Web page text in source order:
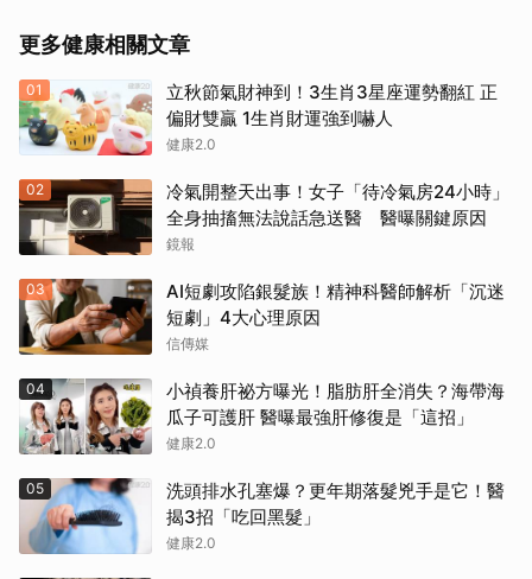
更多健康相關文章
01
立秋節氣財神到！3生肖3星座運勢翻紅 正
偏財雙贏 1生肖財運強到嚇人
健康2.0
02
冷氣開整天出事！女子「待冷氣房24小時」
全身抽搐無法說話急送醫 醫曝關鍵原因
鏡報
03
AI短劇攻陷銀髮族！精神科醫師解析「沉迷
短劇」4大心理原因
信傳媒
04
小禎養肝祕方曝光！脂肪肝全消失？海帶海
瓜子可護肝 醫曝最強肝修復是「這招」
健康2.0
05
洗頭排水孔塞爆？更年期落髮兇手是它！醫
揭3招「吃回黑髮」
健康2.0